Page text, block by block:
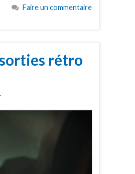
Faire un commentaire
rétro